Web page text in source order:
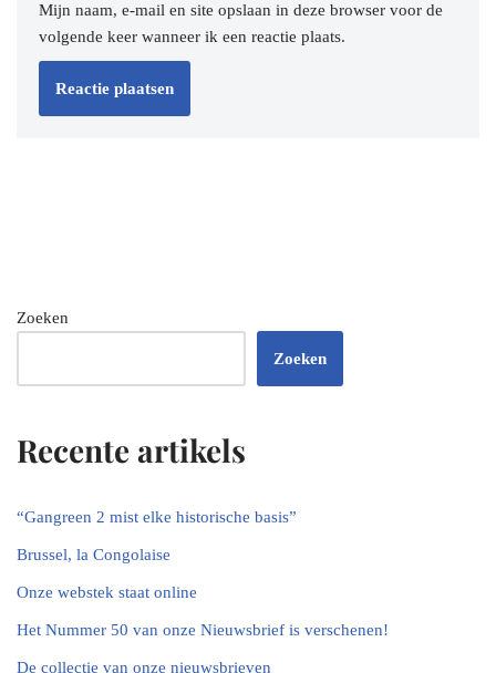
Mijn naam, e-mail en site opslaan in deze browser voor de
volgende keer wanneer ik een reactie plaats.
Zoeken
Zoeken
Recente artikels
“Gangreen 2 mist elke historische basis”
Brussel, la Congolaise
Onze webstek staat online
Het Nummer 50 van onze Nieuwsbrief is verschenen!
De collectie van onze nieuwsbrieven